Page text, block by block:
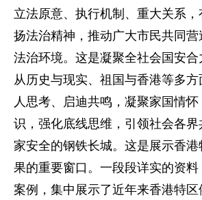
立法原意、执行机制、重大关系
扬法治精神，推动广大市民共同
法治环境。这是凝聚全社会国安合
从历史与现实、祖国与香港等多
人思考、启迪共鸣，凝聚家国情
识，强化底线思维，引领社会各
家安全的钢铁长城。这是展示香
果的重要窗口。一段段详实的资
案例，集中展示了近年来香港特